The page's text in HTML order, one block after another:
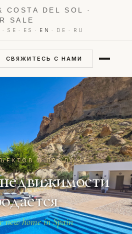
COSTA DEL SOL ·
SALE
· SE · ES · EN · DE · RU
СВЯЖИТЕСЬ С НАМИ
В ПРОДАЖЕ
new home in Spain